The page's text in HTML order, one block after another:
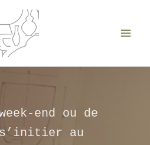
end ou de
s’initier au